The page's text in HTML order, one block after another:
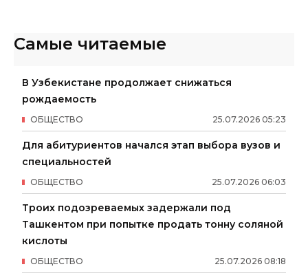
Самые читаемые
В Узбекистане продолжает снижаться
рождаемость
25.07.2026 05:23
ОБЩЕСТВО
Для абитуриентов начался этап выбора вузов и
специальностей
25.07.2026 06:03
ОБЩЕСТВО
Троих подозреваемых задержали под
Ташкентом при попытке продать тонну соляной
кислоты
25.07.2026 08:18
ОБЩЕСТВО